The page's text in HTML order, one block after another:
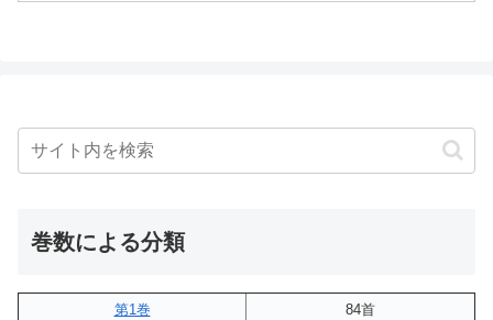
巻数による分類
第1巻
84首